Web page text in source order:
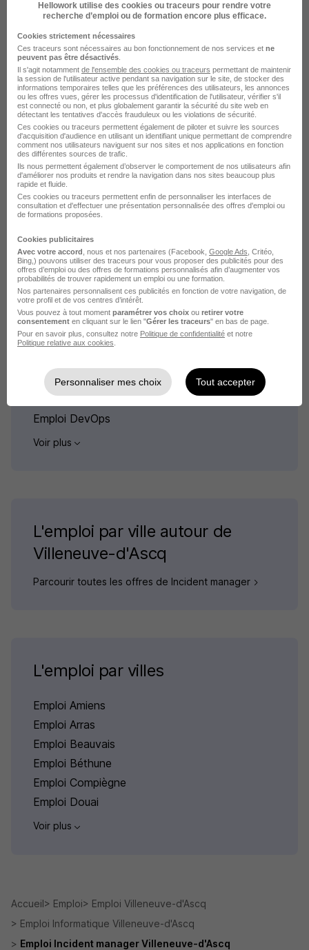
L'emploi par métier à Villeneuve-
d'Ascq dans le domaine
Informatique
Emploi Développeur Villeneuve-d'Ascq
Emploi Développeur Java Villeneuve-d'Ascq
Emploi Software engineer Villeneuve-d'Ascq
Emploi Tech lead Villeneuve-d'Ascq
Emploi Technicien support informatique
Villeneuve-d'Ascq
L'emploi par métier
Emploi Adjoint technique
Emploi Administrateur des systèmes et réseaux
Emploi Développeur
Emploi Développeur Java
Emploi DevOps
Voir plus
L'emploi par ville autour de
Villeneuve-d'Ascq
Parcourir toutes les offres de Incident manager
L'emploi par villes
Emploi Amiens
Emploi Arras
Emploi Beauvais
Emploi Béthune
Emploi Compiègne
Emploi Douai
Voir plus
Accueil Emploi
Emploi Villeneuve-d'Ascq
Emploi Informatique Villeneuve-d'Ascq
Emploi Incident manager Villeneuve-d'Ascq
Hellowork utilise des cookies ou traceurs pour rendre votre
recherche d’emploi ou de formation encore plus efficace.
Cookies strictement nécessaires
Ces traceurs sont nécessaires au bon fonctionnement de nos services et ne
peuvent pas être désactivés
Il s'agit notamment de l'ensemble des cookies ou traceurs permettant de maintenir
la session de l'utilisateur active pendant sa navigation sur le site, de stocker des
informations temporaires telles que les préférences des utilisateurs, les annonces
ou les offres vues, gérer les processus d'identification de l'utilisateur, vérifier s'il
est connecté ou non, et plus globalement garantir la sécurité du site web en
détectant les tentatives d'accès frauduleux ou les violations de sécurité.
Ces cookies ou traceurs permettent également de piloter et suivre les sources
d'acquisition d'audience en utilisant un identifiant unique permettant de comprendre
comment nos utilisateurs naviguent sur nos sites et nos applications en fonction
des différentes sources de trafic.
Ils nous permettent également d’observer le comportement de nos utilisateurs afin
d'améliorer nos produits et rendre la navigation dans nos sites beaucoup plus
rapide et fluide.
Ces cookies ou traceurs permettent enfin de personnaliser les interfaces de
consultation et d'effectuer une présentation personnalisée des offres d'emploi ou
de formations proposées.
Cookies publicitaires
Avec votre accord , nous et nos partenaires (Facebook, Google Ads , Critéo,
Bing,) pouvons utiliser des traceurs pour vous proposer des publicités pour des
offres d’emploi ou des offres de formations personnalisés afin d’augmenter vos
probabilités de trouver rapidement un emploi ou une formation.
Nos partenaires personnalisent ces publicités en fonction de votre navigation, de
votre profil et de vos centres d’intérêt.
Vous pouvez à tout moment paramétrer vos choix ou retirer votre
consentement en cliquant sur le lien "Gérer les traceurs" en bas de page.
Pour en savoir plus, consultez notre Politique de confidentialité et notre
Politique relative aux cookies
Personnaliser mes choix Tout accepter